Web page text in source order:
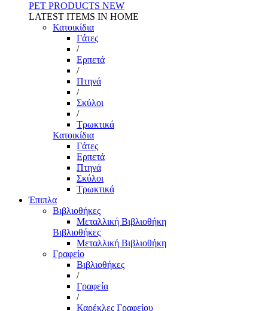
PET PRODUCTS NEW
LATEST ITEMS IN HOME
Κατοικίδια
Γάτες
/
Ερπετά
/
Πτηνά
/
Σκύλοι
/
Τρωκτικά
Κατοικίδια
Γάτες
Ερπετά
Πτηνά
Σκύλοι
Τρωκτικά
Έπιπλα
Βιβλιοθήκες
Μεταλλική Βιβλιοθήκη
Βιβλιοθήκες
Μεταλλική Βιβλιοθήκη
Γραφείο
Βιβλιοθήκες
/
Γραφεία
/
Καρέκλες Γραφείου